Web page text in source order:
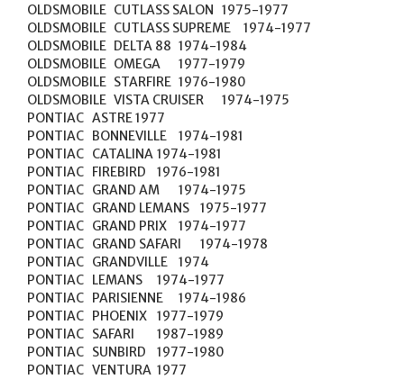
OLDSMOBILE	CUTLASS SALON	1975-1977
OLDSMOBILE	CUTLASS SUPREME	1974-1977
OLDSMOBILE	DELTA 88	1974-1984
OLDSMOBILE	OMEGA	1977-1979
OLDSMOBILE	STARFIRE	1976-1980
OLDSMOBILE	VISTA CRUISER	1974-1975
PONTIAC	ASTRE	1977
PONTIAC	BONNEVILLE	1974-1981
PONTIAC	CATALINA	1974-1981
PONTIAC	FIREBIRD	1976-1981
PONTIAC	GRAND AM	1974-1975
PONTIAC	GRAND LEMANS	1975-1977
PONTIAC	GRAND PRIX	1974-1977
PONTIAC	GRAND SAFARI	1974-1978
PONTIAC	GRANDVILLE	1974
PONTIAC	LEMANS	1974-1977
PONTIAC	PARISIENNE	1974-1986
PONTIAC	PHOENIX	1977-1979
PONTIAC	SAFARI	1987-1989
PONTIAC	SUNBIRD	1977-1980
PONTIAC	VENTURA	1977